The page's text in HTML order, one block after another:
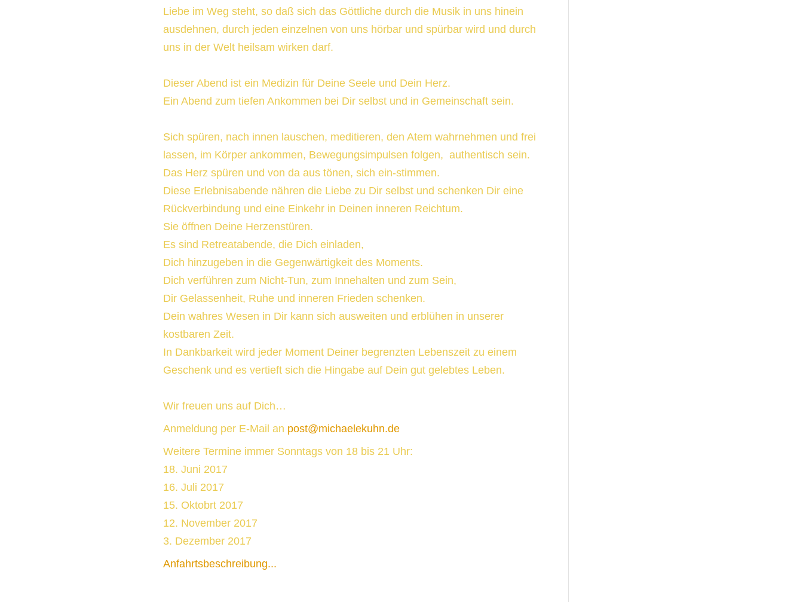
Liebe im Weg steht, so daß sich das Göttliche durch die Musik in uns hinein
ausdehnen, durch jeden einzelnen von uns hörbar und spürbar wird und durch
uns in der Welt heilsam wirken darf.
Dieser Abend ist ein Medizin für Deine Seele und Dein Herz.
Ein Abend zum tiefen Ankommen bei Dir selbst und in Gemeinschaft sein.
Sich spüren, nach innen lauschen, meditieren, den Atem wahrnehmen und frei
lassen, im Körper ankommen, Bewegungsimpulsen folgen, authentisch sein.
Das Herz spüren und von da aus tönen, sich ein-stimmen.
Diese Erlebnisabende nähren die Liebe zu Dir selbst und schenken Dir eine
Rückverbindung und eine Einkehr in Deinen inneren Reichtum.
Sie öffnen Deine Herzenstüren.
Es sind Retreatabende, die Dich einladen,
Dich hinzugeben in die Gegenwärtigkeit des Moments.
Dich verführen zum Nicht-Tun, zum Innehalten und zum Sein,
Dir Gelassenheit, Ruhe und inneren Frieden schenken.
Dein wahres Wesen in Dir kann sich ausweiten und erblühen in unserer
kostbaren Zeit.
In Dankbarkeit wird jeder Moment Deiner begrenzten Lebenszeit zu einem
Geschenk und es vertieft sich die Hingabe auf Dein gut gelebtes Leben.
Wir freuen uns auf Dich…
Anmeldung per E-Mail an post@michaelekuhn.de
Weitere Termine immer Sonntags von 18 bis 21 Uhr:
18. Juni 2017
16. Juli 2017
15. Oktobrt 2017
12. November 2017
3. Dezember 2017
Anfahrtsbeschreibung...